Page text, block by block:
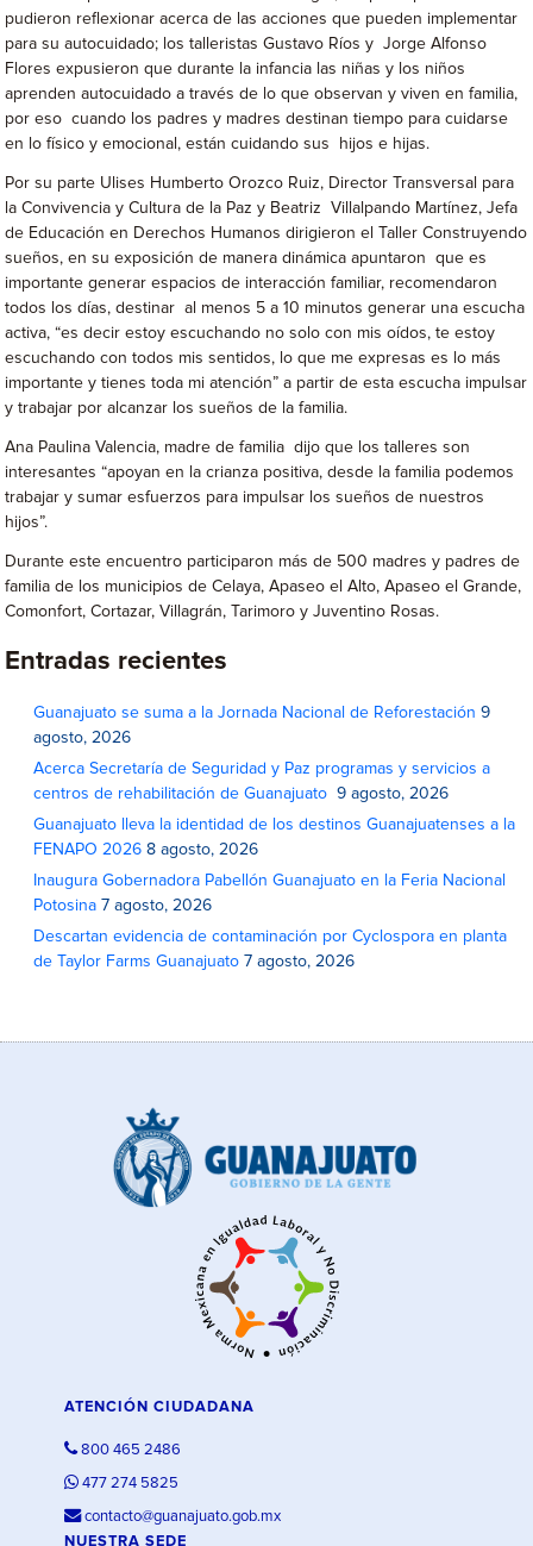
pudieron reflexionar acerca de las acciones que pueden implementar
para su autocuidado; los talleristas Gustavo Ríos y Jorge Alfonso
Flores expusieron que durante la infancia las niñas y los niños
aprenden autocuidado a través de lo que observan y viven en familia,
por eso cuando los padres y madres destinan tiempo para cuidarse
en lo físico y emocional, están cuidando sus hijos e hijas.
Por su parte Ulises Humberto Orozco Ruiz, Director Transversal para
la Convivencia y Cultura de la Paz y Beatriz Villalpando Martínez, Jefa
de Educación en Derechos Humanos dirigieron el Taller Construyendo
sueños, en su exposición de manera dinámica apuntaron que es
importante generar espacios de interacción familiar, recomendaron
todos los días, destinar al menos 5 a 10 minutos generar una escucha
activa, “es decir estoy escuchando no solo con mis oídos, te estoy
escuchando con todos mis sentidos, lo que me expresas es lo más
importante y tienes toda mi atención” a partir de esta escucha impulsar
y trabajar por alcanzar los sueños de la familia.
Ana Paulina Valencia, madre de familia dijo que los talleres son
interesantes “apoyan en la crianza positiva, desde la familia podemos
trabajar y sumar esfuerzos para impulsar los sueños de nuestros
hijos”.
Durante este encuentro participaron más de 500 madres y padres de
familia de los municipios de Celaya, Apaseo el Alto, Apaseo el Grande,
Comonfort, Cortazar, Villagrán, Tarimoro y Juventino Rosas.
Entradas recientes
Guanajuato se suma a la Jornada Nacional de Reforestación 9
agosto, 2026
Acerca Secretaría de Seguridad y Paz programas y servicios a
centros de rehabilitación de Guanajuato
9 agosto, 2026
Guanajuato lleva la identidad de los destinos Guanajuatenses a la
FENAPO 2026 8 agosto, 2026
Inaugura Gobernadora Pabellón Guanajuato en la Feria Nacional
Potosina 7 agosto, 2026
Descartan evidencia de contaminación por Cyclospora en planta
de Taylor Farms Guanajuato 7 agosto, 2026
ATENCIÓN CIUDADANA
800 465 2486
477 274 5825
contacto@guanajuato.gob.mx
NUESTRA SEDE